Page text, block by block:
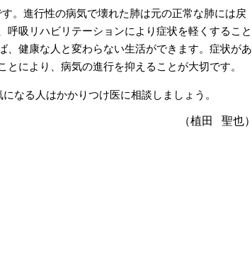
。進行性の病気で壊れた肺は元の正常な肺には戻
吸リハビリテーションにより症状を軽くすること
健康な人と変わらない生活ができます。症状があ
により、病気の進行を抑えることが大切です。
なる人はかかりつけ医に相談しましょう。
（植田 聖也）